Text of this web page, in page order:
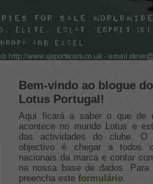
Bem-vindo ao blogue
Lotus Portugal!
Aqui ficará a saber o que de
acontece no mundo Lotus e
das actividades do clube. O
objectivo é chegar a todos
nacionais da marca e contar
na nossa base de dados. Para
preencha este formulário.